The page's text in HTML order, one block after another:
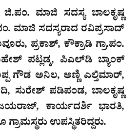
ಮಾಜಿ ಸದಸ್ಯ ಬಾಲಕೃಷ್ಣ
ಮಾಜಿ ಸದಸ್ಯರಾದ ರವಿಪ್ರಸಾದ್
ಪ್ರಕಾಶ್, ಕೌಕ್ರಾಡಿ ಗ್ರಾ.ಪಂ.
ಪಟ್ಲಡ್ಕ, ಪಿಎಲ್‌ಡಿ ಬ್ಯಾಂಕ್
ಗೌಡ ಅನಿಲ, ಅಣ್ಣಿ ಎಲ್ತಿಮಾರ್,
ಸುರೇಶ್ ಪಡಿಪಂಡ, ಬಾಲಕೃಷ್ಣ
ಕಾರ್ಯದರ್ಶಿ ಭಾರತಿ,
ಗ್ರಾಮಸ್ಥರು ಉಪಸ್ಥಿತರಿದ್ದರು.